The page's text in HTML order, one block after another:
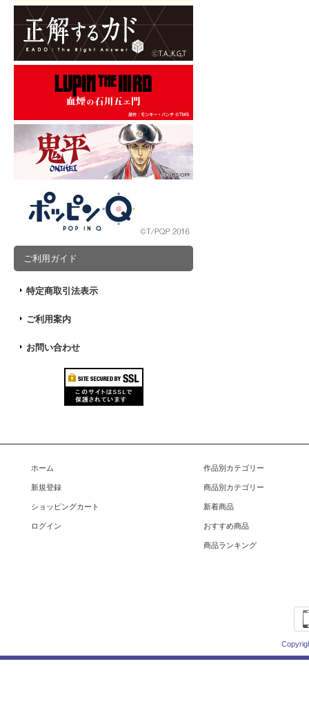
ご利用ガイド
特定商取引法表示
ご利用案内
お問い合わせ
ホーム
新規登録
ショッピングカート
ログイン
作品別カテゴリー
商品別カテゴリー
新着商品
おすすめ商品
商品ランキング